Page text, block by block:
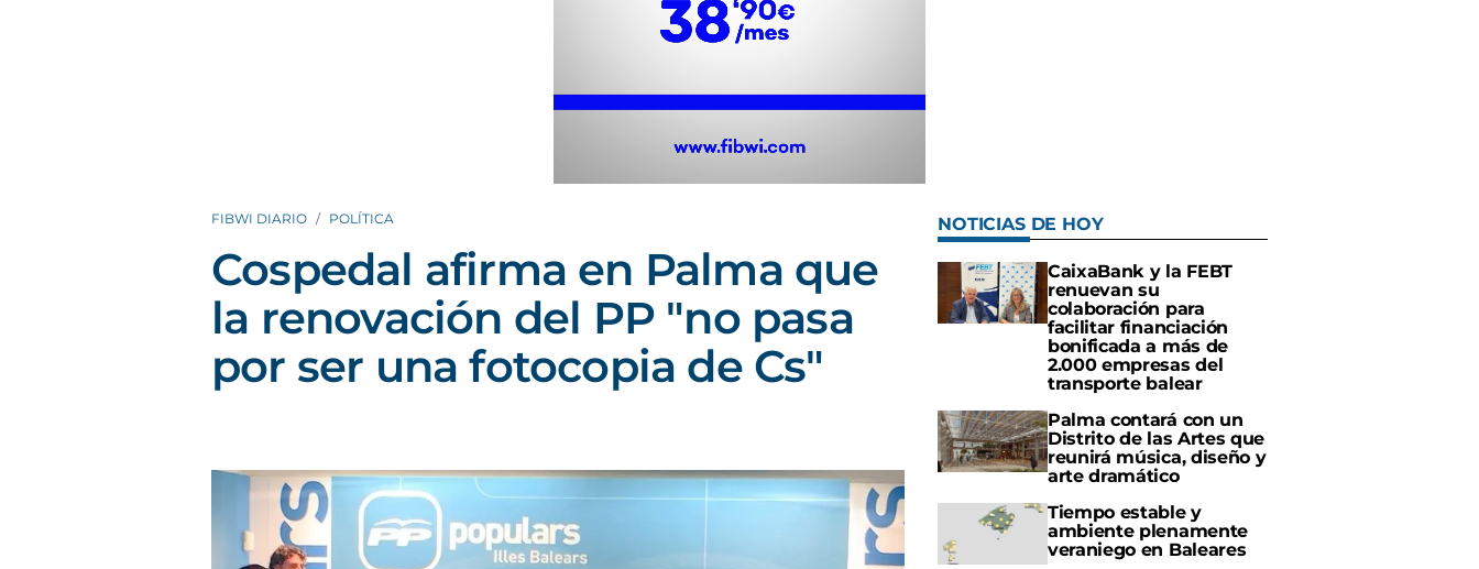
FIBWI DIARIO POLÍTICA
Cospedal afirma en Palma que
la renovación del PP "no pasa
por ser una fotocopia de Cs"
NOTICIAS DE HOY
CaixaBank y la FEBT
renuevan su
colaboración para
facilitar financiación
bonificada a más de
2.000 empresas del
transporte balear
Palma contará con un
Distrito de las Artes que
reunirá música, diseño y
arte dramático
Tiempo estable y
ambiente plenamente
veraniego en Baleares